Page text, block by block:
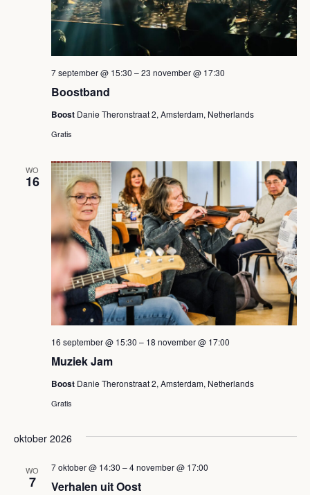
i
g
t
e
Boostband
7 september @ 15:30 –23 november @ 17:30
Boost Danie Theronstraat 2, Amsterdam, Netherlands
Gratis
WO
16
Muziek Jam
16 september @ 15:30 – 18 november @ 17:00
Boost Danie Theronstraat 2, Amsterdam, Netherlands
Gratis
oktober 2026
WO
7 Verhalen uit Oost
7 oktober @ 14:30 –4 november @ 17:00